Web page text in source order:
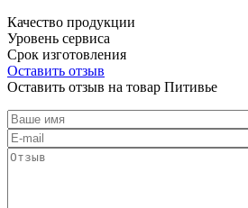
Качество продукции
Уровень сервиса
Срок изготовления
Оставить отзыв
Оставить отзыв на товар Питивье